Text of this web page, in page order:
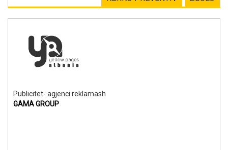
Publicitet- agjenci reklamash
GAMA GROUP